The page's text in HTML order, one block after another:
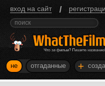
вход на сайт /
не отгаданные +